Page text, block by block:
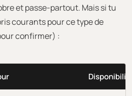
et passe-partout. Mais si tu
courants pour ce type de
confirmer) :